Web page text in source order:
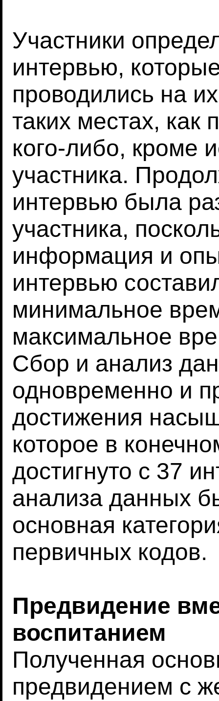
Участники
интервью,
проводились на
таких местах, как
кого-либо, кроме
участника.
интервью была
участника,
информация и
интервью
минимальное
максимальное
Сбор и анализ
одновременно и
достижения
которое в
достигнуто с 37
анализа данных
основная
первичных кодов.
Предвидение
воспитанием
Полученная
предвидением с